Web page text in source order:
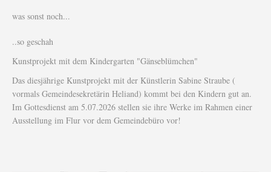
was sonst noch...
..so geschah
Kunstprojekt mit dem Kindergarten "Gänseblümchen"
Das diesjährige Kunstprojekt mit der Künstlerin Sabine Straube (
vormals Gemeindesekretärin Heliand) kommt bei den Kindern gut an.
Im Gottesdienst am 5.07.2026 stellen sie ihre Werke im Rahmen einer
Ausstellung im Flur vor dem Gemeindebüro vor!